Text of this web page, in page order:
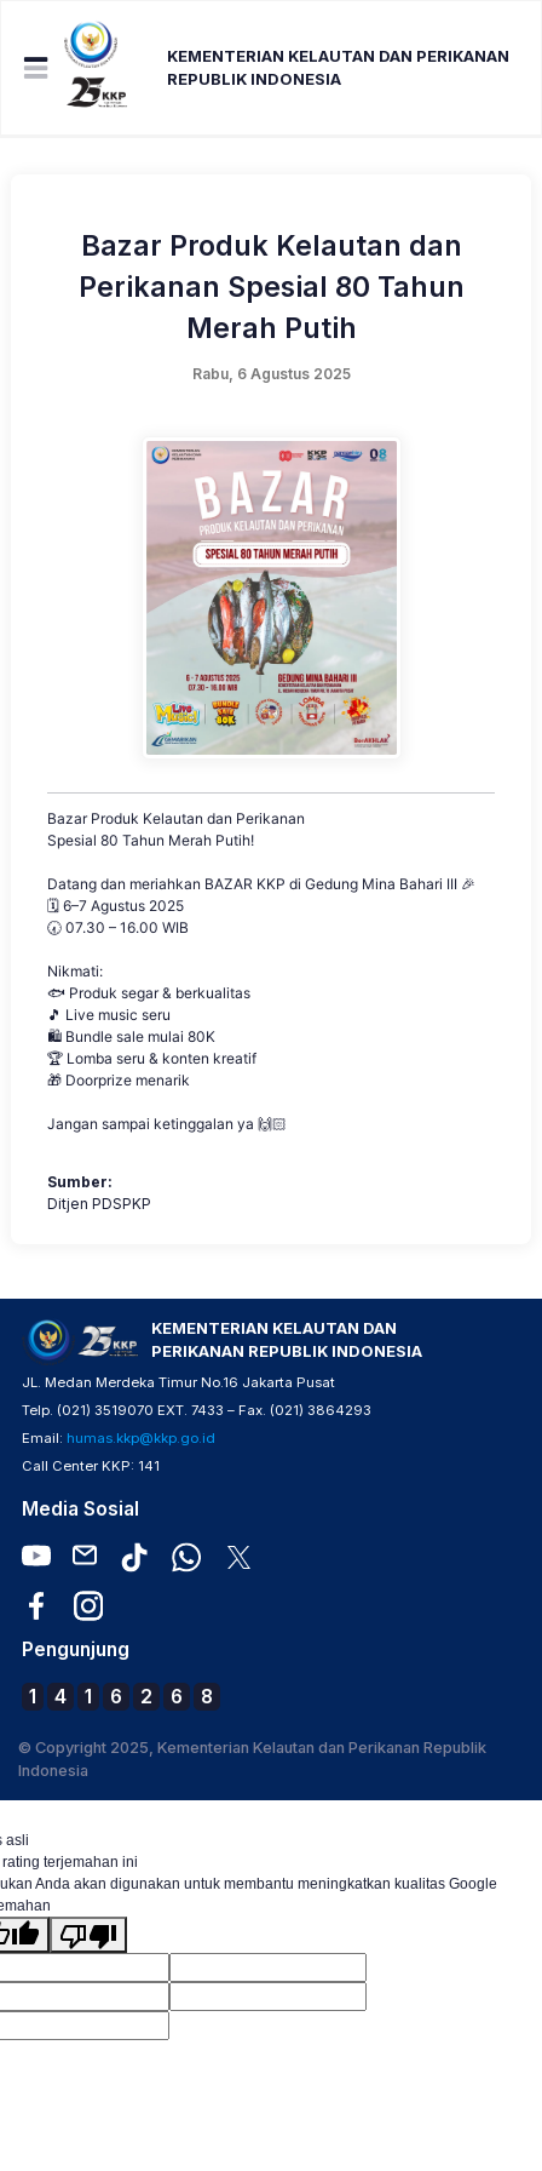
KEMENTERIAN KELAUTAN DAN PERIKANAN
REPUBLIK INDONESIA
Bazar Produk Kelautan dan
Perikanan Spesial 80 Tahun
Merah Putih
Rabu, 6 Agustus 2025
Bazar Produk Kelautan dan Perikanan
Spesial 80 Tahun Merah Putih!
Datang dan meriahkan BAZAR KKP di Gedung Mina Bahari III 🎉
🗓️ 6–7 Agustus 2025
🕢 07.30 – 16.00 WIB
Nikmati:
🐟 Produk segar & berkualitas
🎵 Live music seru
🛍️ Bundle sale mulai 80K
🏆 Lomba seru & konten kreatif
🎁 Doorprize menarik
Jangan sampai ketinggalan ya 🙌🏻
Sumber:
Ditjen PDSPKP
KEMENTERIAN KELAUTAN DAN
PERIKANAN REPUBLIK INDONESIA
JL. Medan Merdeka Timur No.16 Jakarta Pusat
Telp. (021) 3519070 EXT. 7433 – Fax. (021) 3864293
Email: humas.kkp@kkp.go.id
Call Center KKP: 141
Media Sosial
Pengunjung
1 4 1 6 2 6 8
© Copyright 2025, Kementerian Kelautan dan Perikanan Republik
Indonesia
asli
terjemahan ini
Anda akan digunakan untuk membantu meningkatkan kualitas Google